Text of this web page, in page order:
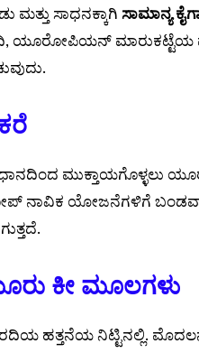
ಮತ್ತು ಸಾಧನಕ್ಕಾಗಿಸಾಮಾನ್ಯ
ಯೂರೋಪಿಯನ್
ಮುಕ್ತಾಯಗೊಳ್ಳಲು
ನಾವಿಕ ಯೋಜನೆಗಳಿಗೆ
ಕೀ ಮೂಲಗಳು
ವರದಿಯ ಹತ್ತನೆಯ ನಿಟ್ಟಿನಲ್ಲಿ.